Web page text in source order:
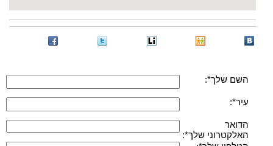
השם שלך*:
עיר*:
הדואר
האלקטרוני שלך*: